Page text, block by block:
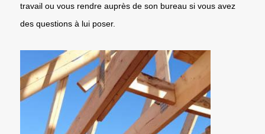
travail ou vous rendre auprès de son bureau si vous avez
des questions à lui poser.